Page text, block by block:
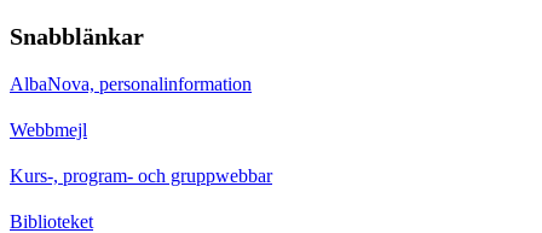
Snabblänkar
AlbaNova, personalinformation
Webbmejl
Kurs-, program- och gruppwebbar
Biblioteket